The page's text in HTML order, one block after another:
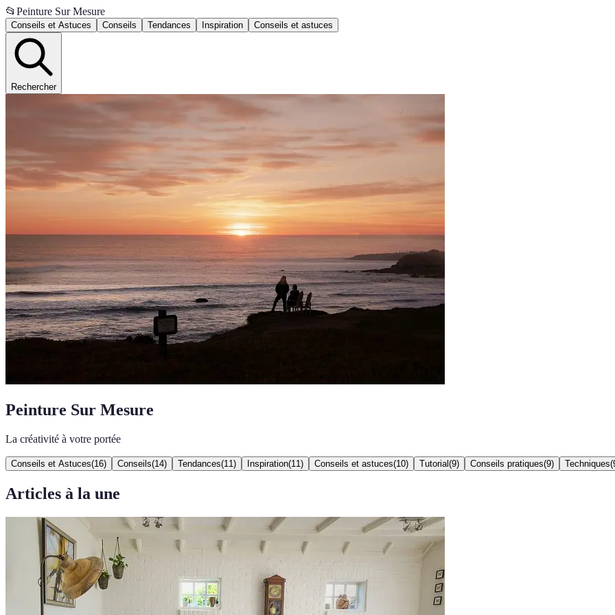
📂 Peinture Sur Mesure
Conseils et Astuces Conseils Tendances Inspiration Conseils et astuces
Rechercher
Peinture Sur Mesure
La créativité à votre portée
Conseils et Astuces(16) Conseils(14) Tendances(11 ) Inspiration(11 ) Conseils et astuces(10) Tutorial (9) Conseils pratiques(9) Techniques(
Articles à la une